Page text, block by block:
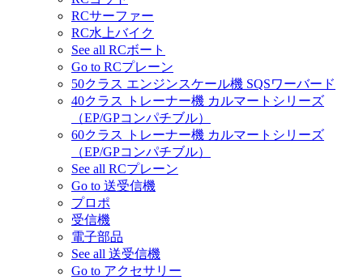
RCサーファー
RC水上バイク
See all RCボート
Go to RCプレーン
50クラス エンジンスケール機 SQSワーバード
40クラス トレーナー機 カルマートシリーズ
（EP/GPコンパチブル）
60クラス トレーナー機 カルマートシリーズ
（EP/GPコンパチブル）
See all RCプレーン
Go to 送受信機
プロポ
受信機
電子部品
See all 送受信機
Go to アクセサリー